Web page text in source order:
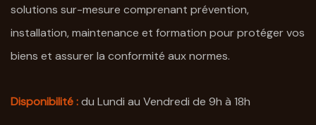
solutions sur-mesure comprenant prévention,
installation, maintenance et formation pour protéger vos
biens et assurer la conformité aux normes.
Disponibilité :du Lundi au Vendredi de 9h à 18h